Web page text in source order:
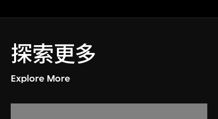
探索更多
Explore More